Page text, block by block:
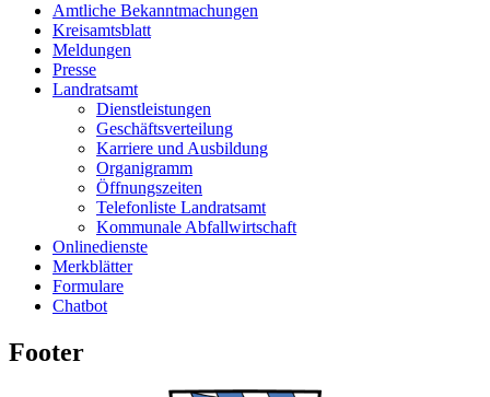
Amtliche Bekanntmachungen
Kreisamtsblatt
Meldungen
Presse
Landratsamt
Dienstleistungen
Geschäftsverteilung
Karriere und Ausbildung
Organigramm
Öffnungszeiten
Telefonliste Landratsamt
Kommunale Abfallwirtschaft
Onlinedienste
Merkblätter
Formulare
Chatbot
Footer